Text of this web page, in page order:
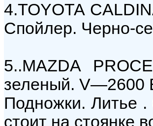
4.TOYOTA
Спойлер. Черно-
5..MAZDA
зеленый. V—2600
Подножки. Литье .
стоит на стоянке